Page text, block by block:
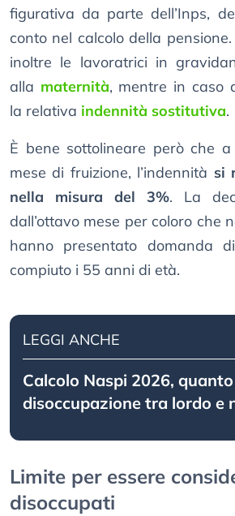
figurativa da parte dell’Inps,
conto nel calcolo della
inoltre le lavoratrici in
alla maternità, mentre in caso
la relativa indennità sostitutiva.
È bene sottolineare però che
mese di fruizione, l’indennità si
nella misura del 3%. La
dall’ottavo mese per coloro che
hanno presentato domanda
compiuto i 55 anni di età.
LEGGI ANCHE
Calcolo Naspi 2026,
disoccupazione tra lordo e
Limite per essere
disoccupati